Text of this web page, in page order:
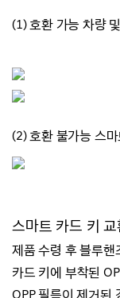
(1) 호환 가능 차량
(2) 호환 불가능 스마
스마트 카드 키
제품 수령 후 블루
카드 키에 부착된